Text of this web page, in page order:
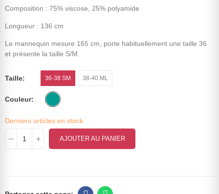
Composition : 75% viscose, 25% polyamide
Longueur : 136 cm
Le mannequin mesure 165 cm, porte habituellement une taille 36
et présente la taille S/M.
Taille 36-38 SM 38-40 ML
Couleur
Derniers articles en stock
AJOUTER AU PANIER